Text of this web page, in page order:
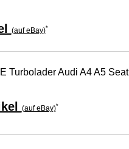
(auf eBay)*
Turbolader Audi A4 A5 Seat
(auf eBay)*